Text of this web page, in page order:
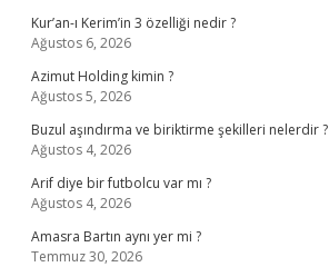
Kur’an-ı Kerim’in 3 özelliği nedir ?
Ağustos 6, 2026
Azimut Holding kimin ?
Ağustos 5, 2026
Buzul aşındırma ve biriktirme şekilleri nelerdir ?
Ağustos 4, 2026
Arif diye bir futbolcu var mı ?
Ağustos 4, 2026
Amasra Bartın aynı yer mi ?
Temmuz 30, 2026